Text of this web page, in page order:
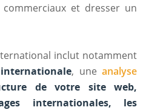
et dresser un
inclut notamment
internationale, uneanalyse
de votre site web,
internationales, les